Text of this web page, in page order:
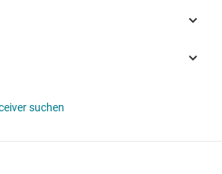
suchen